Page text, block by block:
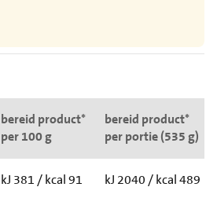
bereid product*
per 100 g
bereid product*
per portie (535 g)
kJ 381 / kcal 91 kJ 2040 / kcal 489